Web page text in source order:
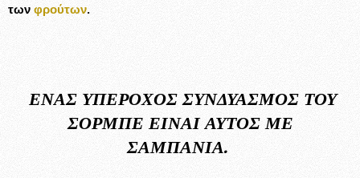
των φρούτων.
ΈΝΑΣ ΥΠΈΡΟΧΟΣ ΣΥΝΔΥΑΣΜΌΣ ΤΟΥ
ΣΟΡΜΠΈ ΕΊΝΑΙ ΑΥΤΌΣ ΜΕ
ΣΑΜΠΆΝΙΑ.